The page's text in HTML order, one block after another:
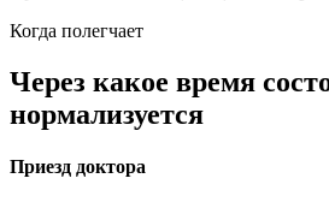
Когда полегчает
Через какое время
нормализуется
Приезд доктора